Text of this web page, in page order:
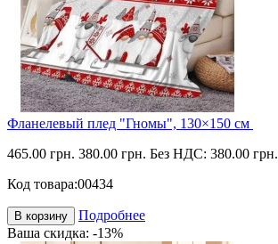
Фланелевый плед "Гномы", 130×150 см
465.00 грн. 380.00 грн. Без НДС: 380.00 грн.
Код товара:00434
В корзину
Подробнее
Ваша скидка: -13%